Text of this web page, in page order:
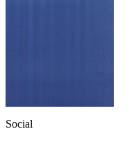
Social